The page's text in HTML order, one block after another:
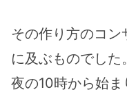
その作り方のコ
に及ぶものでした。
夜の10時から始